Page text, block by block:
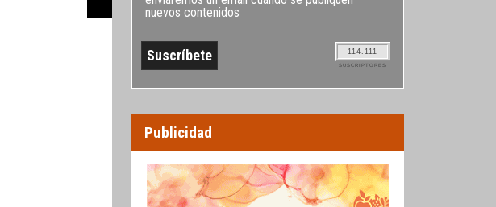
nuevos contenidos
114.111
SUSCRIPTORES
Publicidad